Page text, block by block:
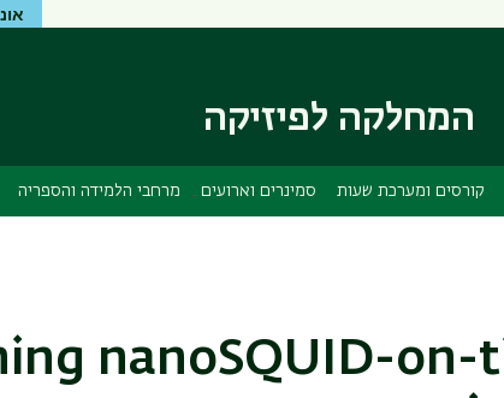
המחלקה לפיזיקה
קורסים ומערכת שעות סמינרים וארועים מרחבי הלמידה והספריה
nanoSQUID-